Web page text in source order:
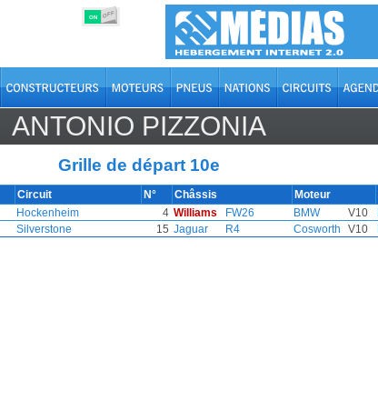
ON OFF
ANTONIO PIZZONIA
Grille de départ 10e
Circuit N° Châssis Moteur
Hockenheim 4 Williams FW26 BMW V10
Silverstone 15 Jaguar R4 Cosworth V10